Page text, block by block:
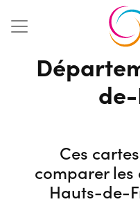
Ces
comparer
Hauts-de-